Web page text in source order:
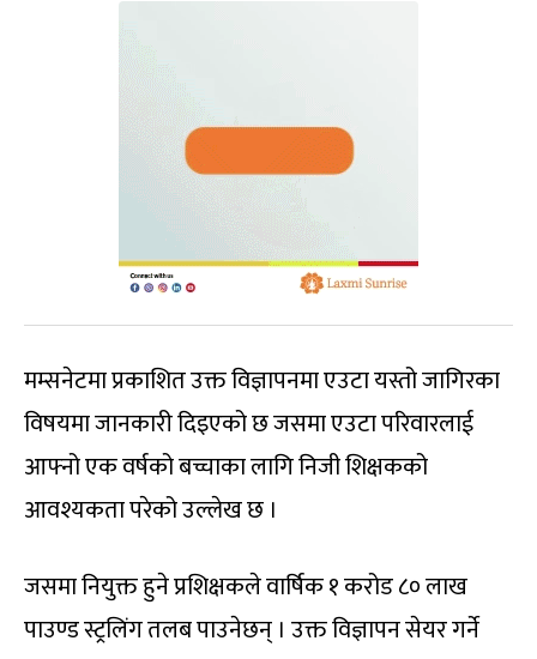
मम्सनेटमा प्रकाशित उक्त विज्ञापनमा एउटा यस्तो जागिरका
विषयमा जानकारी दिइएको छ जसमा एउटा परिवारलाई
आफ्नो एक वर्षको बच्चाका लागि निजी शिक्षकको
आवश्यकता परेको उल्लेख छ ।
जसमा नियुक्त हुने प्रशिक्षकले वार्षिक १ करोड ८० लाख
पाउण्ड स्ट्रलिंग तलब पाउनेछन् । उक्त विज्ञापन सेयर गर्ने